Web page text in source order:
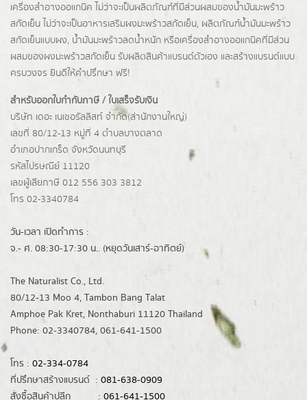
เครื่องสำอางออแกนิค ไม่ว่าจะเป็นผลิตภัณฑ์ที่มีส่วนผสมของน้ำมันมะพร้าว
สกัดเย็น ไม่ว่าจะเป็นอาหารเสริมผงมะพร้าวสกัดเย็น, ผลิตภัณฑ์น้ำมันมะพร้าว
สกัดเย็นแบบผง, น้ำมันมะพร้าวลดน้ำหนัก หรือเครื่องสำอางออแกนิคที่มีส่วน
ผสมของผงมะพร้าวสกัดเย็น รับผลิตสินค้าแบรนด์ตัวเอง และสร้างแบรนด์แบบ
ครบวงจร ยินดีให้คำปรึกษา ฟรี!
สำหรับออกใบกำกับภาษี / ใบเสร็จรับเงิน
บริษัท เดอะ เนเชอรัลลิสท์ จำกัด(ส่านักงานใหญ่)
เลขที่ 80/12-13 หมู่ที่ 4 ตำบลบางตลาด
อำเภอปากเกร็ด จังหวัดนนทบุรี
รหัสไปรษณีย์ 11120
เลขผู้เสียภาษี 012 556 303 3812
โทร 02-3340784
วัน-เวลา เปิดทำการ :
จ.- ศ. 08:30-17:30 น.. (หยุดวันเสาร์-อาทิตย์)
The Naturalist Co., Ltd.
80/12-13 Moo 4, Tambon Bang Talat
Amphoe Pak Kret, Nonthaburi 11120 Thailand
Phone: 02-3340784, 061-641-1500
โทร : 02-334-0784
ที่ปรึกษาสร้างแบรนด์ : 081-638-0909
สั่งซื้อสินค้าปลีก : 061-641-1500